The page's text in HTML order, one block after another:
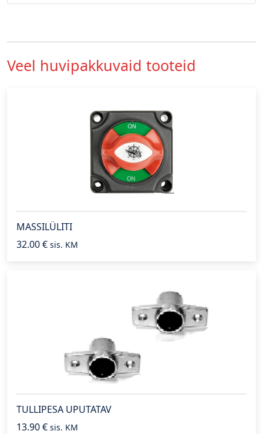
Veel huvipakkuvaid tooteid
MASSILÜLITI
32.00€ sis. KM
TULLIPESA UPUTATAV
13.90€ sis. KM